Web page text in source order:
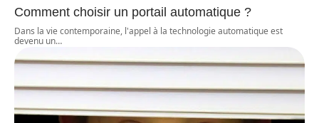
Comment choisir un portail automatique ?
Dans la vie contemporaine, l'appel à la technologie automatique est
devenu un…